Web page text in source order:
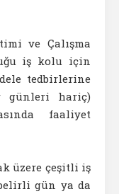
ve Çalışma
iş kolu için
tedbirlerine
günleri hariç)
faaliyet
üzere çeşitli iş
gün ya da